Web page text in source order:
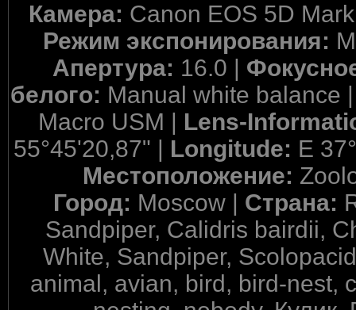
Камера: Canon EOS 5D
Режим экспонирования:
Апертура: 16.0 |
белого: Manual white balance
Macro USM | Lens-
55°45'20,87" | Longitude: E
Местоположение:
Город: Moscow | Страна:
Sandpiper, Calidris bairdii,
White, Sandpiper,
animal, avian, bird, bird-nest,